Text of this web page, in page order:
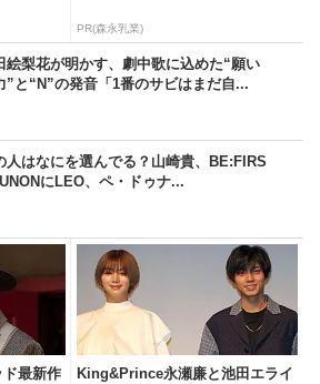
PR(森永乳業)
絵梨花が明かす、劇中歌に込めた“願い
”と“N”の発音「1番のサビはまだ自...
人はなにを選んでる？山崎貴、BE:FIRS
にLEO、ペ・ドゥナ...
最新作
King&Prince永瀬廉と池田エライ